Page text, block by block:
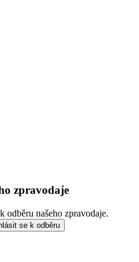
zpravodaje
odběru našeho zpravodaje.
se k odběru